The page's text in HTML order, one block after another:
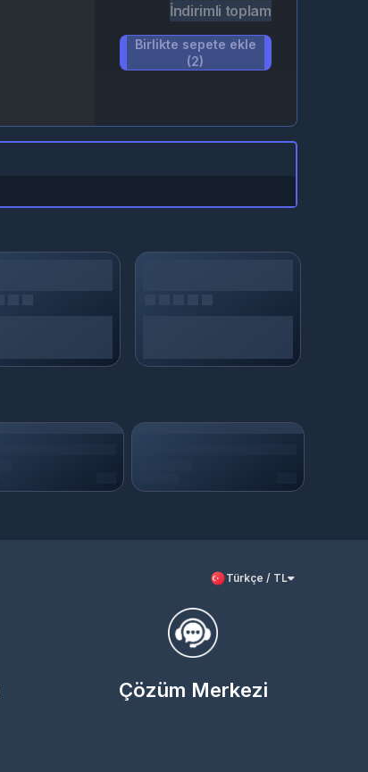
İndirimli toplam
Birlikte sepete ekle
(2)
Türkçe / TL
Çözüm Merkezi